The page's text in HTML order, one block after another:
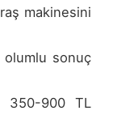
makinesini
olumlu sonuç
350-900 TL